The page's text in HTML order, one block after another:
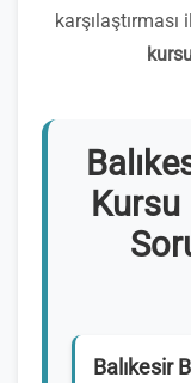
karşılaştırması
Kursu
Balıkesir